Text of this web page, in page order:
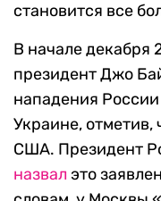
становится все
В начале декабря
президент Джо
нападения
Украине, отметив,
США. Президент
назвал это